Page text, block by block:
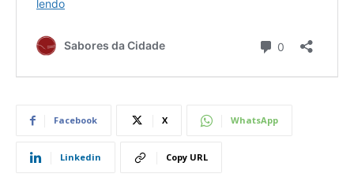
Facebook X WhatsApp
Linkedin Copy URL